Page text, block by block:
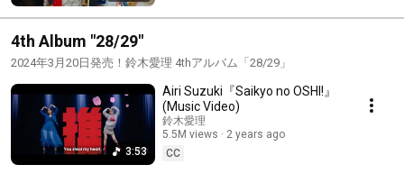
4th Album "28/29"
2024年3月20日発売！鈴木愛理 4thアルバム「28/29」
3:53
Airi Suzuki『Saikyo no OSHI!』
(Music Video)
鈴木愛理
5.5M views
2 years ago
CC